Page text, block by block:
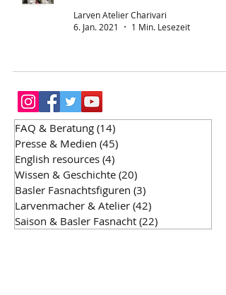
Larven Atelier Charivari
6. Jan. 2021
1 Min. Lesezeit
FAQ & Beratung (14)
Presse & Medien (45)
English resources (4)
Wissen & Geschichte (20)
Basler Fasnachtsfiguren (3)
Larvenmacher & Atelier (42)
Saison & Basler Fasnacht (22)